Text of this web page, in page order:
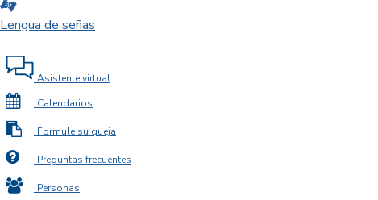
Lengua de señas
Asistente virtual
Calendarios
Formule su queja
Preguntas frecuentes
Personas